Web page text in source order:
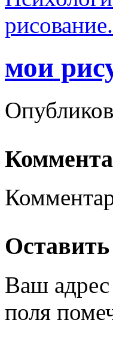
рисование.
мои
Ваш адрес
поля